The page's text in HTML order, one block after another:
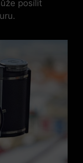
posílit